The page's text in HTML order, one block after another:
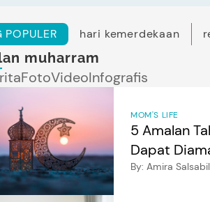
POPULER hari kemerdekaan
muharram
FotoVideoInfografis
MOM'S LIFE
5 Amalan
Dapat
By: Amira